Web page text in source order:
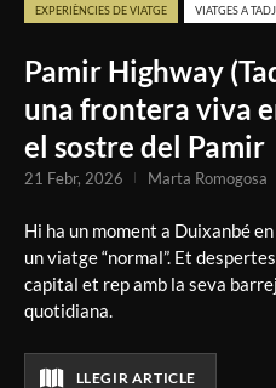
Pamir Highway
una frontera viva
el sostre del Pamir
EXPERIÈNCIES DE VIATGE VIATGES A
Hi ha un moment a Duixanbé
un viatge “normal”. Et
capital et rep amb la seva
quotidiana.
LLEGIR ARTICLE
21 Febr, 2026 Marta Romogosa